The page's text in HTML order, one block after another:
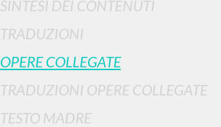
SINTESI DEI CONTENUTI
TRADUZIONI
OPERE COLLEGATE
TRADUZIONI OPERE COLLEGATE
TESTO MADRE